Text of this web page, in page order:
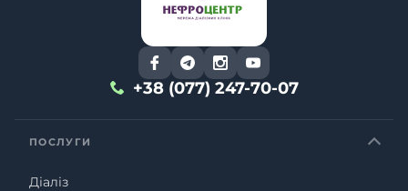
+38 (077) 247-70-07
ПОСЛУГИ
Діаліз